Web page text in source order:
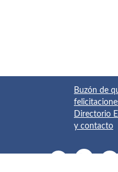
Buzón de
Directorio
y contacto